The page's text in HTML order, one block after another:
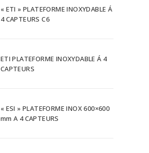
« ETI » PLATEFORME INOXYDABLE Á
4 CAPTEURS C6
ETI PLATEFORME INOXYDABLE Á 4
CAPTEURS
« ESI » PLATEFORME INOX 600×600
mm A 4 CAPTEURS